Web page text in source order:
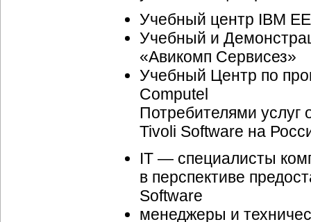
Учебный центр IBM
Учебный и
«Авикомп Сервисез»
Учебный Центр по
Computel
Потребителями услуг
Tivoli Software на
IT — специалисты
в перспективе
Software
менеджеры и